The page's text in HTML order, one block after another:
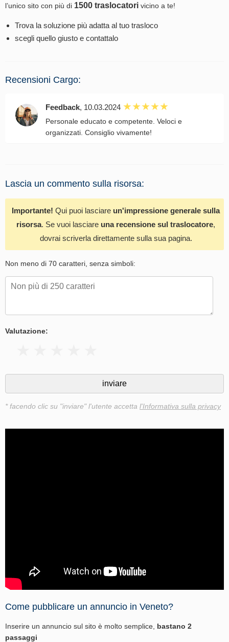
l’unico sito con più di 1500 traslocatori vicino a te!
Trova la soluzione più adatta al tuo trasloco
scegli quello giusto e contattalo
Recensioni Cargo:
Feedback, 10.03.2024
Personale educato e competente. Veloci e
organizzati. Consiglio vivamente!
Lascia un commento sulla risorsa:
Importante! Qui puoi lasciare un'impressione generale sulla
risorsa. Se vuoi lasciare una recensione sul traslocatore,
dovrai scriverla direttamente sulla sua pagina.
Non meno di 70 caratteri, senza simboli:
Valutazione:
* facendo clic su "inviare" l'utente accetta l'Informativa sulla privacy
Come pubblicare un annuncio in Veneto?
Inserire un annuncio sul sito è molto semplice, bastano 2
passaggi